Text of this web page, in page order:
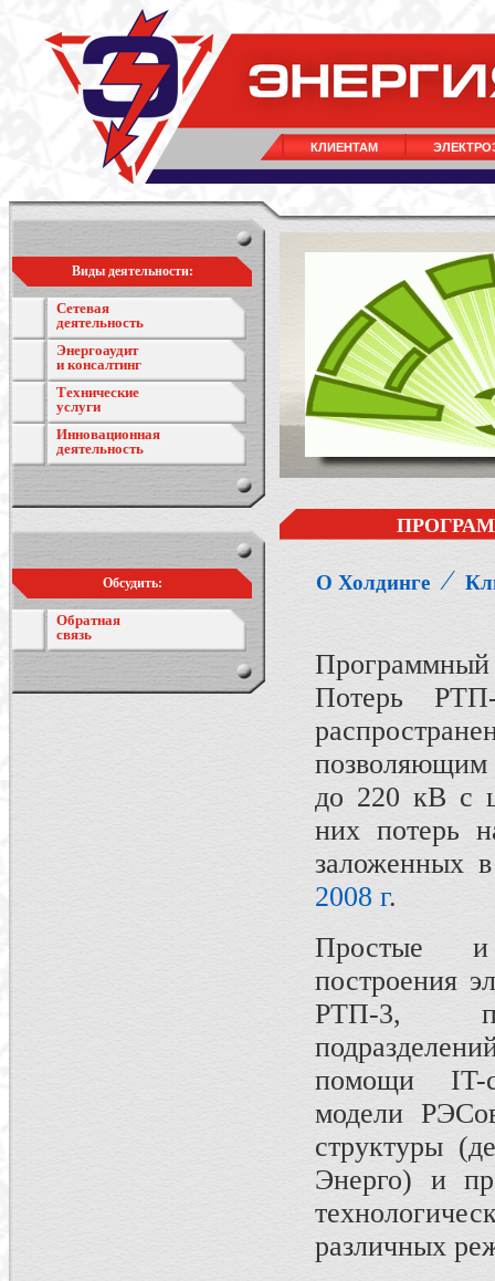
КЛИЕНТАМ
Виды деятельности:
Сетевая
деятельность
Энергоаудит
и консалтинг
Технические
услуги
Инновационная
деятельность
Обсудить:
Обратная
связь
О Холдинге ⁄
Программный
Потерь РТП-
позволяющим
до 220 кВ с
них потерь
заложенных
2008 г.
Простые и
построения
РТП-3,
помощи IT-
модели
структуры
Энерго) и
различных